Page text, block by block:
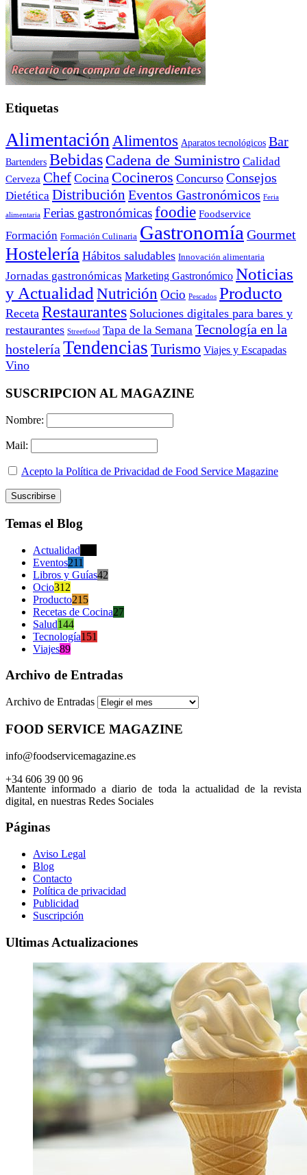
Etiquetas
Alimentación Alimentos Aparatos tecnológicos Bar
Bartenders Bebidas Cadena de Suministro Calidad
Cerveza Chef Cocina Cocineros Concurso Consejos
Dietética Distribución Eventos Gastronómicos Feria
alimentaria Ferias gastronómicasfoodie Foodservice
Formación Formación Culinaria Gastronomía Gourmet
Hostelería Hábitos saludables Innovación alimentaria
Jornadas gastronómicas Marketing Gastronómico Noticias
y Actualidad Nutrición Ocio Pescados Producto
Receta Restaurantes Soluciones digitales para bares y
restaurantes Streetfood Tapa de la Semana Tecnología en la
hostelería Tendencias Turismo Viajes y Escapadas
Vino
SUSCRIPCION AL MAGAZINE
Nombre:
Mail:
Acepto la Política de Privacidad de Food Service Magazine
Temas el Blog
Actualidad
Eventos211
Libros y Guías42
Ocio312
Producto215
Recetas de Cocina27
Salud144
Tecnología151
Viajes89
Archivo de Entradas
Archivo de Entradas
FOOD SERVICE MAGAZINE
info@foodservicemagazine.es
+34 606 39 00 96
Mantente informado a diario de toda la actualidad de la revista
digital, en nuestras Redes Sociales
Páginas
Aviso Legal
Blog
Contacto
Política de privacidad
Publicidad
Suscripción
Ultimas Actualizaciones